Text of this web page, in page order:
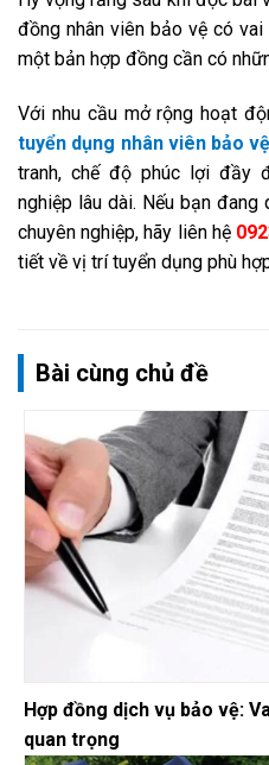
đồng nhân viên bảo vệ có
một bản hợp đồng cần có
Với nhu cầu mở rộng hoạt
tuyển dụng nhân viên bảo
tranh, chế độ phúc lợi đầy
nghiệp lâu dài. Nếu bạn
chuyên nghiệp, hãy liên hệ
tiết về vị trí tuyển dụng phù
Bài cùng chủ đề
Hợp đồng dịch vụ bảo vệ:
quan trọng